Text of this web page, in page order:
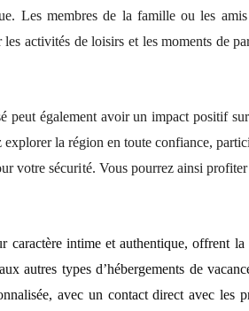
Les membres de la famille ou les
activités de loisirs et les moments de
peut également avoir un impact positif
explorer la région en toute confiance,
votre sécurité. Vous pourrez ainsi
caractère intime et authentique, offrent
aux autres types d’hébergements de
avec un contact direct avec les